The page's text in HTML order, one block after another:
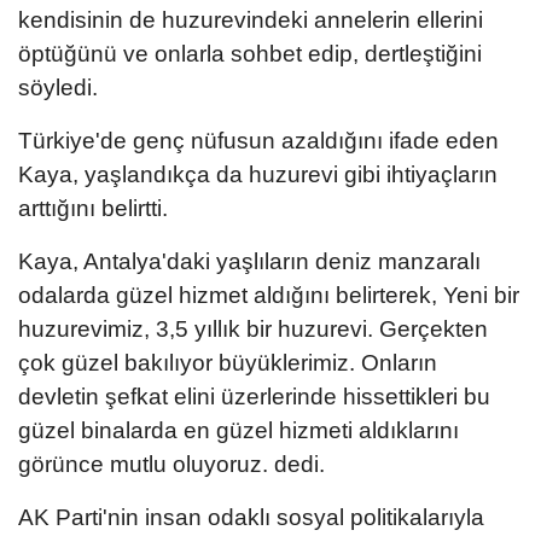
kendisinin de huzurevindeki annelerin ellerini
öptüğünü ve onlarla sohbet edip, dertleştiğini
söyledi.
Türkiye'de genç nüfusun azaldığını ifade eden
Kaya, yaşlandıkça da huzurevi gibi ihtiyaçların
arttığını belirtti.
Kaya, Antalya'daki yaşlıların deniz manzaralı
odalarda güzel hizmet aldığını belirterek, Yeni bir
huzurevimiz, 3,5 yıllık bir huzurevi. Gerçekten
çok güzel bakılıyor büyüklerimiz. Onların
devletin şefkat elini üzerlerinde hissettikleri bu
güzel binalarda en güzel hizmeti aldıklarını
görünce mutlu oluyoruz. dedi.
AK Parti'nin insan odaklı sosyal politikalarıyla